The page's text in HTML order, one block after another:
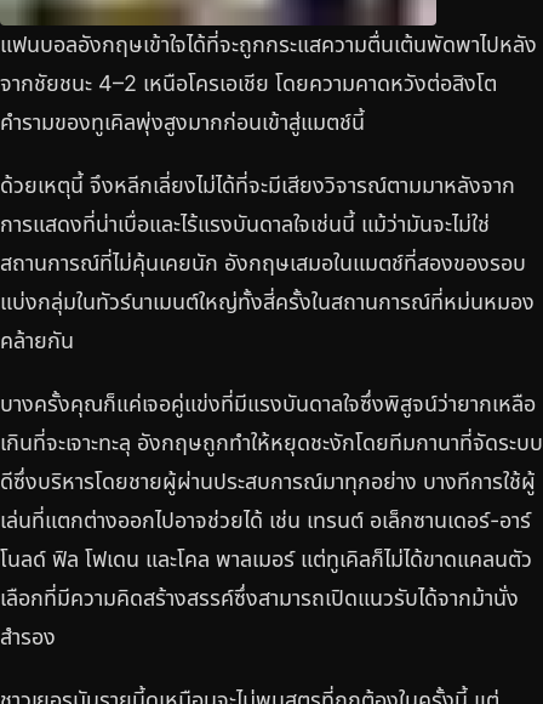
แฟนบอลอังกฤษเข้าใจได้ที่จะถูกกระแสความตื่นเต้นพัดพาไปหลัง
จากชัยชนะ 4–2 เหนือโครเอเชีย โดยความคาดหวังต่อสิงโต
คำรามของทูเคิลพุ่งสูงมากก่อนเข้าสู่แมตช์นี้
ด้วยเหตุนี้ จึงหลีกเลี่ยงไม่ได้ที่จะมีเสียงวิจารณ์ตามมาหลังจาก
การแสดงที่น่าเบื่อและไร้แรงบันดาลใจเช่นนี้ แม้ว่ามันจะไม่ใช่
สถานการณ์ที่ไม่คุ้นเคยนัก อังกฤษเสมอในแมตช์ที่สองของรอบ
แบ่งกลุ่มในทัวร์นาเมนต์ใหญ่ทั้งสี่ครั้งในสถานการณ์ที่หม่นหมอง
คล้ายกัน
บางครั้งคุณก็แค่เจอคู่แข่งที่มีแรงบันดาลใจซึ่งพิสูจน์ว่ายากเหลือ
เกินที่จะเจาะทะลุ อังกฤษถูกทำให้หยุดชะงักโดยทีมกานาที่จัดระบบ
ดีซึ่งบริหารโดยชายผู้ผ่านประสบการณ์มาทุกอย่าง บางทีการใช้ผู้
เล่นที่แตกต่างออกไปอาจช่วยได้ เช่น เทรนต์ อเล็กซานเดอร์-อาร์
โนลด์ ฟิล โฟเดน และโคล พาลเมอร์ แต่ทูเคิลก็ไม่ได้ขาดแคลนตัว
เลือกที่มีความคิดสร้างสรรค์ซึ่งสามารถเปิดแนวรับได้จากม้านั่ง
สำรอง